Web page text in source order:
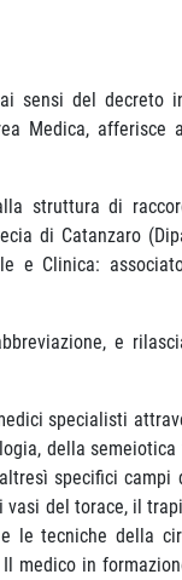
sensi del decreto
Medica, afferisce
struttura di
di Catanzaro
e Clinica:
e
specialisti
della
specifici campi
del torace, il
tecniche della
medico in